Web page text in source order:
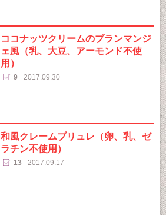
ココナッツクリームのブランマンジ
ェ風（乳、大豆、アーモンド不使
用）
9 2017.09.30
和風クレームブリュレ（卵、乳、ゼ
ラチン不使用）
13 2017.09.17